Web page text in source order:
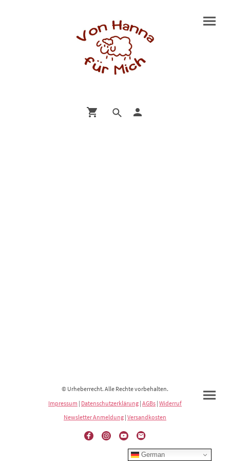
© Urheberrecht. Alle Rechte vorbehalten.
Impressum | Datenschutzerklärung | AGBs | Widerruf
Newsletter Anmeldung | Versandkosten
German